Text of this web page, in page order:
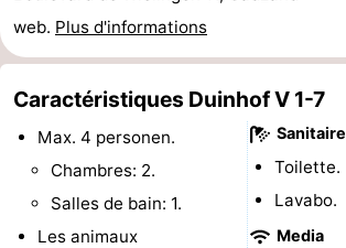
et
faire
Lieux
d'intérêt
-
Monuments
Moulins
web. Plus d'informations
Caractéristiques Duinhof V 1-7
Max. 4 personen.
Chambres: 2.
Salles de bain: 1.
Les animaux
Sanitaire
Toilette.
Lavabo.
Media